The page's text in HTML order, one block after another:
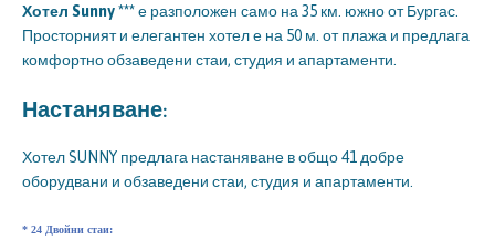
Хотел Sunny ***е разположен само на 35 км. южно от Бургас.
Просторният и елегантен хотел е на 50 м. от плажа и предлага
комфортно обзаведени стаи, студия и апартаменти.
Настаняване:
Хотел SUNNY предлага настаняване в общо 41 добре
оборудвани и обзаведени стаи, студия и апартаменти.
* 24 Двойни стаи: